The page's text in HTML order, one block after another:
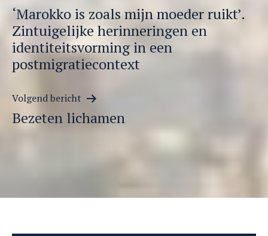
‘Marokko is zoals mijn moeder ruikt’.
Zintuigelijke herinneringen en
identiteitsvorming in een
postmigratiecontext
Volgend bericht
Bezeten lichamen